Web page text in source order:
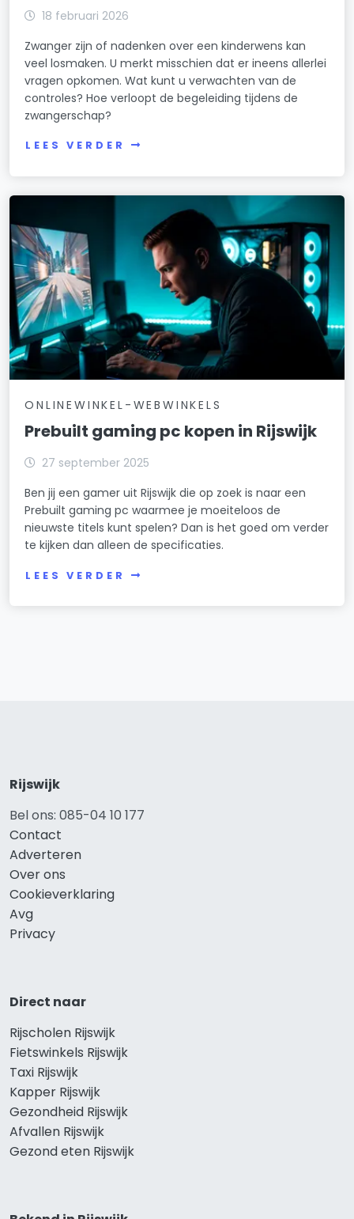
18 februari 2026
Zwanger zijn of nadenken over een kinderwens kan
veel losmaken. U merkt misschien dat er ineens allerlei
vragen opkomen. Wat kunt u verwachten van de
controles? Hoe verloopt de begeleiding tijdens de
zwangerschap?
LEES VERDER
ONLINEWINKEL-WEBWINKELS
Prebuilt gaming pc kopen in Rijswijk
27 september 2025
Ben jij een gamer uit Rijswijk die op zoek is naar een
Prebuilt gaming pc waarmee je moeiteloos de
nieuwste titels kunt spelen? Dan is het goed om verder
te kijken dan alleen de specificaties.
LEES VERDER
Rijswijk
Bel ons: 085-04 10 177
Contact
Adverteren
Over ons
Cookieverklaring
Avg
Privacy
Direct naar
Rijscholen Rijswijk
Fietswinkels Rijswijk
Taxi Rijswijk
Kapper Rijswijk
Gezondheid Rijswijk
Afvallen Rijswijk
Gezond eten Rijswijk